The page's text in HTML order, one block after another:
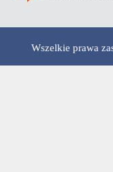
Wszelkie prawa